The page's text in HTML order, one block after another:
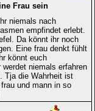
Frau sein
niemals nach
empfindet erlebt.
Da könnt ihr noch
Eine frau denkt fühlt
könnt euch
niemals erfahren
Tja die Wahrheit ist
und mann in so